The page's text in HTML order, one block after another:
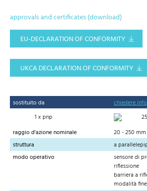
approvals and certificates (download)
EU-DECLARATION OF CONFORMITY
UKCA DECLARATION OF CONFORMITY
sostituito da
chiedere
1 x pnp
raggio d'azione nominale
20 - 250 mm
struttura
a
modo operativo
sensore di
riflessione
barriera a
modalità